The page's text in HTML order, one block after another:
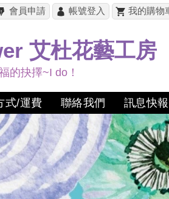
會員申請 帳號登入 我的購物
艾杜花藝工房
的抉擇~I do！
式/運費 聯絡我們 訊息快報